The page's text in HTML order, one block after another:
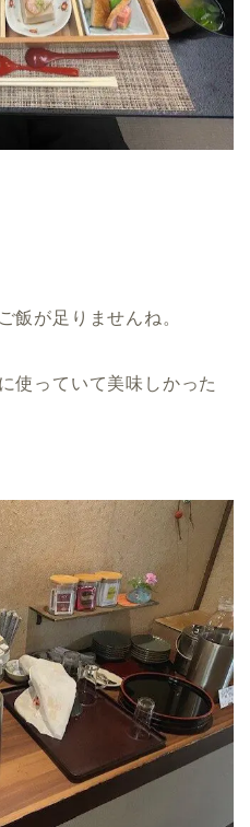
飯が足りませんね。
使っていて美味しかった